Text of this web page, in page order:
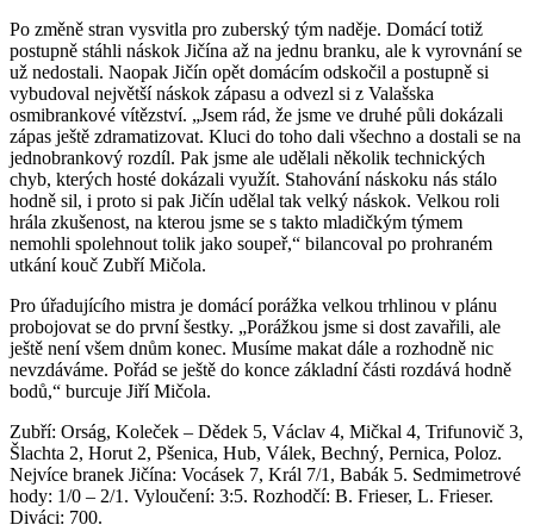
Po změně stran vysvitla pro zuberský tým naděje. Domácí totiž
postupně stáhli náskok Jičína až na jednu branku, ale k vyrovnání se
už nedostali. Naopak Jičín opět domácím odskočil a postupně si
vybudoval největší náskok zápasu a odvezl si z Valašska
osmibrankové vítězství. „Jsem rád, že jsme ve druhé půli dokázali
zápas ještě zdramatizovat. Kluci do toho dali všechno a dostali se na
jednobrankový rozdíl. Pak jsme ale udělali několik technických
chyb, kterých hosté dokázali využít. Stahování náskoku nás stálo
hodně sil, i proto si pak Jičín udělal tak velký náskok. Velkou roli
hrála zkušenost, na kterou jsme se s takto mladičkým týmem
nemohli spolehnout tolik jako soupeř,“ bilancoval po prohraném
utkání kouč Zubří Mičola.
Pro úřadujícího mistra je domácí porážka velkou trhlinou v plánu
probojovat se do první šestky. „Porážkou jsme si dost zavařili, ale
ještě není všem dnům konec. Musíme makat dále a rozhodně nic
nevzdáváme. Pořád se ještě do konce základní části rozdává hodně
bodů,“ burcuje Jiří Mičola.
Zubří: Orság, Koleček – Dědek 5, Václav 4, Mičkal 4, Trifunovič 3,
Šlachta 2, Horut 2, Pšenica, Hub, Válek, Bechný, Pernica, Poloz.
Nejvíce branek Jičína: Vocásek 7, Král 7/1, Babák 5. Sedmimetrové
hody: 1/0 – 2/1. Vyloučení: 3:5. Rozhodčí: B. Frieser, L. Frieser.
Diváci: 700.